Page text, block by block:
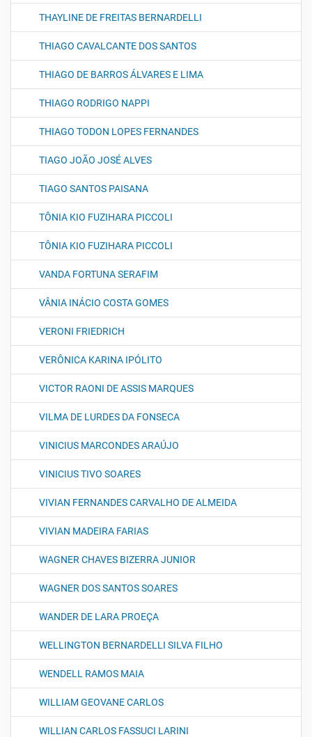
THAYLINE DE FREITAS BERNARDELLI
THIAGO CAVALCANTE DOS SANTOS
THIAGO DE BARROS ÁLVARES E LIMA
THIAGO RODRIGO NAPPI
THIAGO TODON LOPES FERNANDES
TIAGO JOÃO JOSÉ ALVES
TIAGO SANTOS PAISANA
TÔNIA KIO FUZIHARA PICCOLI
TÔNIA KIO FUZIHARA PICCOLI
VANDA FORTUNA SERAFIM
VÂNIA INÁCIO COSTA GOMES
VERONI FRIEDRICH
VERÔNICA KARINA IPÓLITO
VICTOR RAONI DE ASSIS MARQUES
VILMA DE LURDES DA FONSECA
VINICIUS MARCONDES ARAÚJO
VINICIUS TIVO SOARES
VIVIAN FERNANDES CARVALHO DE ALMEIDA
VIVIAN MADEIRA FARIAS
WAGNER CHAVES BIZERRA JUNIOR
WAGNER DOS SANTOS SOARES
WANDER DE LARA PROEÇA
WELLINGTON BERNARDELLI SILVA FILHO
WENDELL RAMOS MAIA
WILLIAM GEOVANE CARLOS
WILLIAN CARLOS FASSUCI LARINI